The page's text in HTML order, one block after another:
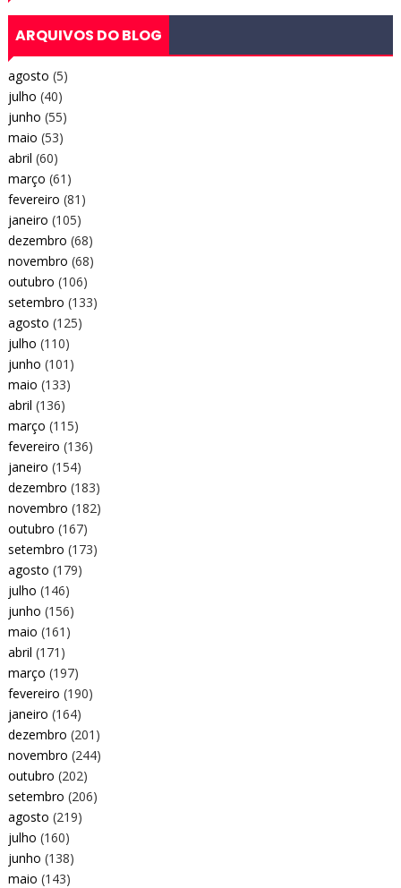
ARQUIVOS DO BLOG
agosto (5)
julho (40)
junho (55)
maio (53)
abril (60)
março (61)
fevereiro (81)
janeiro (105)
dezembro (68)
novembro (68)
outubro (106)
setembro (133)
agosto (125)
julho (110)
junho (101)
maio (133)
abril (136)
março (115)
fevereiro (136)
janeiro (154)
dezembro (183)
novembro (182)
outubro (167)
setembro (173)
agosto (179)
julho (146)
junho (156)
maio (161)
abril (171)
março (197)
fevereiro (190)
janeiro (164)
dezembro (201)
novembro (244)
outubro (202)
setembro (206)
agosto (219)
julho (160)
junho (138)
maio (143)